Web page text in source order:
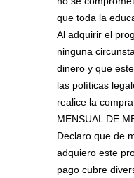
que toda la
Al adquirir el
ninguna
dinero y que
las políticas
realice la
MENSUAL DE
Declaro que de
adquiero este
pago cubre